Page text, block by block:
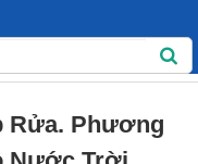
Rửa. Phương